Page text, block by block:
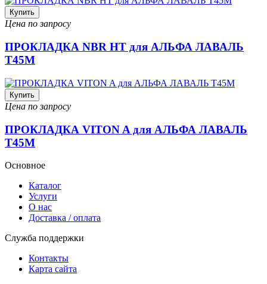
Купить
Цена по запросу
ПРОКЛАДКА NBR HT для АЛЬФА ЛАВАЛЬ
T45M
Купить
Цена по запросу
ПРОКЛАДКА VITON A для АЛЬФА ЛАВАЛЬ
T45M
Основное
Каталог
Услуги
О нас
Доставка / оплата
Служба поддержки
Контакты
Карта сайта